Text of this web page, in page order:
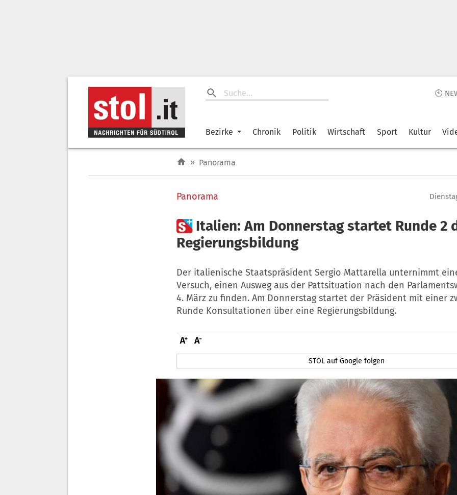
🕙
Bezirke Chronik Politik Wirtschaft Sport Kultur
» Panorama
Panorama
 Italien: Am Donnerstag startet Runde 2
Regierungsbildung
Der italienische Staatspräsident Sergio Mattarella unternimmt
Versuch, einen Ausweg aus der Pattsituation nach den
4. März zu finden. Am Donnerstag startet der Präsident mit einer
Runde Konsultationen über eine Regierungsbildung.
STOL auf Google folgen